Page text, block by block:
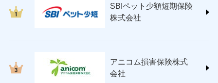
(https://www.tokiomarine-nichido.co.jp/)
日新火災海上保険株式会社
三井住友海上火災保険株式会社 (https://www.ms-
ins.com/)
三井ダイレクト損害保険株式会社
SBIペット少額短期保険
株式会社
アニコム損害保険株式
会社